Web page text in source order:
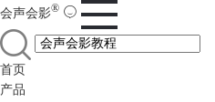
会声会影®
首页
产品